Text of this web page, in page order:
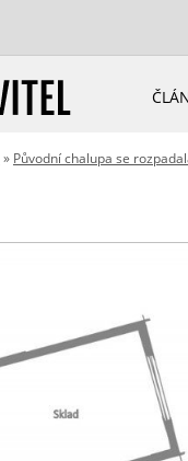
» Původní chalupa se